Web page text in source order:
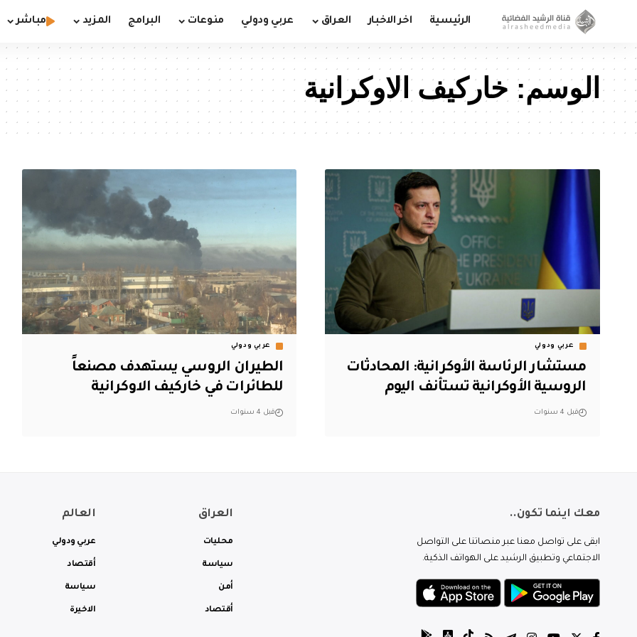
الرئيسية اخر الاخبار العراق عربي ودولي منوعات البرامج المزيد مباشر
الوسم: خاركيف الاوكرانية
عربي ودولي
مستشار الرئاسة الأوكرانية: المحادثات
الروسية الأوكرانية تستأنف اليوم
قبل 4 سنوات
عربي ودولي
الطيران الروسي يستهدف مصنعاً
للطائرات في خاركيف الاوكرانية
قبل 4 سنوات
معك اينما تكون..
ابقى على تواصل معنا عبر منصاتنا على التواصل
الاجتماعي وتطبيق الرشيد على الهواتف الذكية.
العراق
محليات
سياسة
أمن
أقتصاد
العالم
عربي ودولي
أقتصاد
سياسة
الاخيرة